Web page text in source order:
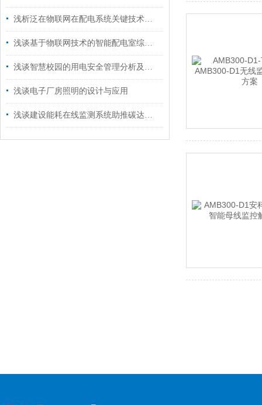
浅析泛在物联网在配电系统关键技术研究
浅谈基于物联网技术的智能配电室综合监控系统设计与产品选型
浅谈智慧校园的用电安全管理分析及产品应用
浅谈电子厂房照明的设计与应用
浅谈建设能耗在线监测系统助推碳达峰碳中和